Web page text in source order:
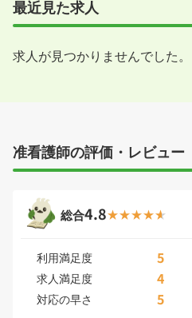
最近見た求人
求人が見つかりませんでした。
准看護師の評価・レビュー
総合4.8
利用満足度 5
求人満足度 4
対応の早さ 5